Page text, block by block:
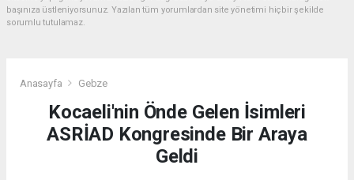
başınıza üstleniyorsunuz. Yazılan tüm yorumlardan site yönetimi hiçbir şekilde
sorumlu tutulamaz.
Anasayfa Gebze
Kocaeli'nin Önde Gelen İsimleri
ASRİAD Kongresinde Bir Araya
Geldi